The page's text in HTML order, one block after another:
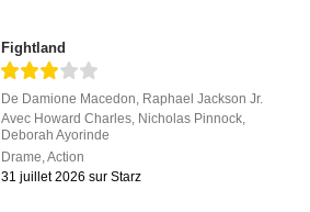
Fightland
De Damione Macedon Raphael Jackson Jr.
Avec Howard Charles Nicholas Pinnock
Deborah Ayorinde
Drame ,Action
31 juillet 2026 sur Starz